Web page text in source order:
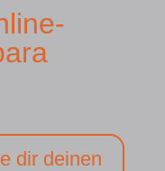
dir deinen